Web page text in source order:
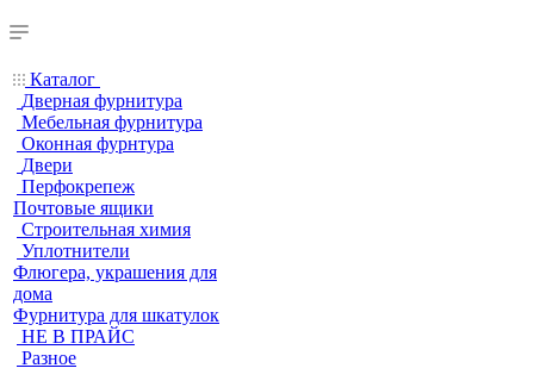
Каталог
Дверная фурнитура
Мебельная фурнитура
Оконная фурнтура
Двери
Перфокрепеж
Почтовые ящики
Строительная химия
Уплотнители
Флюгера, украшения для
дома
Фурнитура для шкатулок
НЕ В ПРАЙС
Разное